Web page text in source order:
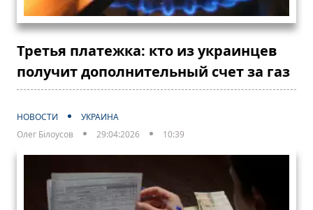
Третья платежка: кто из украинцев
получит дополнительный счет за газ
НОВОСТИ
УКРАИНА
Олег Білоусов
29:04:2026 10:39